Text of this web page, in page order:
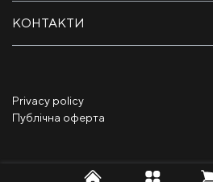
КОНТАКТИ
Privacy policy
Публічна оферта